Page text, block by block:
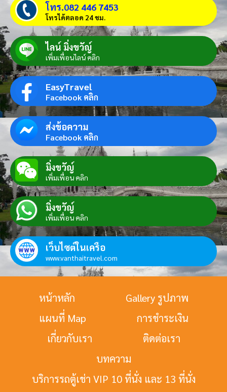
โทร.082 446 7453
โทรได้ตลอด 24 ชม.
ไลน์ มิ่งขวัญ์
เพิ่มเพื่อนไลน์ คลิก
EasyTravel
Facebook คลิก
ส่งข้อความ
Facebook คลิก
มิ่งขวัญ์
เพิ่มเพื่อน คลิก
มิ่งขวัญ์
เพิ่มเพื่อน คลิก
เว็บไซต์ในเครือ
www.vanthaitravel.com
หน้าหลัก
Gallery รูปภาพ
แผนที่ Map
การชำระเงิน
เกี่ยวกับเรา
ติดต่อเรา
บทความ
บริการรถตู้เช่า VIP 10 ที่นั่ง และ 13 ที่นั่ง